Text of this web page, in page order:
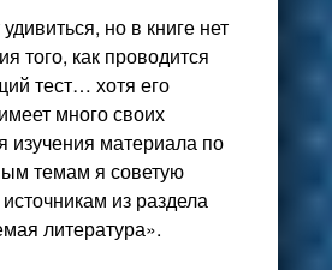
но в книге нет
того, как проводится
тест… хотя его
много своих
изучения материала по
темам я советую
из раздела
литература».